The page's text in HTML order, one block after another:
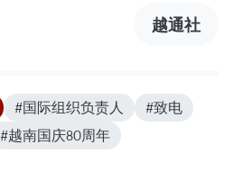
越通社
#国际组织负责人
#致电
#越南国庆80周年